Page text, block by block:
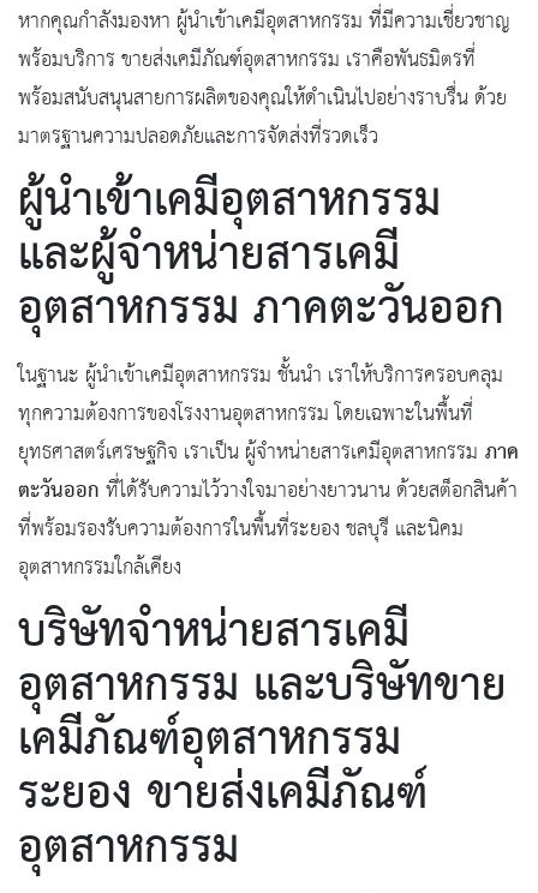
หากคุณกำลังมองหา ผู้นำเข้าเคมีอุตสาหกรรม ที่มีความเชี่ยวชาญ
พร้อมบริการ ขายส่งเคมีภัณฑ์อุตสาหกรรม เราคือพันธมิตรที่
พร้อมสนับสนุนสายการผลิตของคุณให้ดำเนินไปอย่างราบรื่น ด้วย
มาตรฐานความปลอดภัยและการจัดส่งที่รวดเร็ว
ผู้นำเข้าเคมีอุตสาหกรรม
และผู้จำหน่ายสารเคมี
อุตสาหกรรม ภาคตะวันออก
ในฐานะ ผู้นำเข้าเคมีอุตสาหกรรม ชั้นนำ เราให้บริการครอบคลุม
ทุกความต้องการของโรงงานอุตสาหกรรม โดยเฉพาะในพื้นที่
ยุทธศาสตร์เศรษฐกิจ เราเป็น ผู้จำหน่ายสารเคมีอุตสาหกรรม ภาค
ตะวันออกที่ได้รับความไว้วางใจมาอย่างยาวนาน ด้วยสต็อกสินค้า
ที่พร้อมรองรับความต้องการในพื้นที่ระยอง ชลบุรี และนิคม
อุตสาหกรรมใกล้เคียง
บริษัทจำหน่ายสารเคมี
อุตสาหกรรม และบริษัทขาย
เคมีภัณฑ์อุตสาหกรรม
ระยอง ขายส่งเคมีภัณฑ์
อุตสาหกรรม